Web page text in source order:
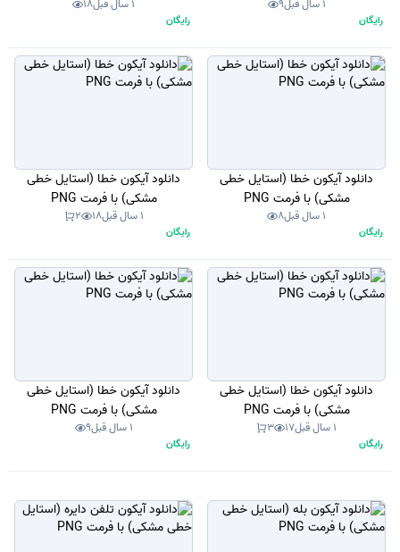
1 سال قبل 9
رایگان
1 سال قبل 18
رایگان
دانلود آیکون خطا (استایل خطی
مشکی) با فرمت PNG
1 سال قبل 8
رایگان
دانلود آیکون خطا (استایل خطی
مشکی) با فرمت PNG
1 سال قبل 18
2
رایگان
دانلود آیکون خطا (استایل خطی
مشکی) با فرمت PNG
1 سال قبل 17
3
رایگان
دانلود آیکون خطا (استایل خطی
مشکی) با فرمت PNG
1 سال قبل 9
رایگان